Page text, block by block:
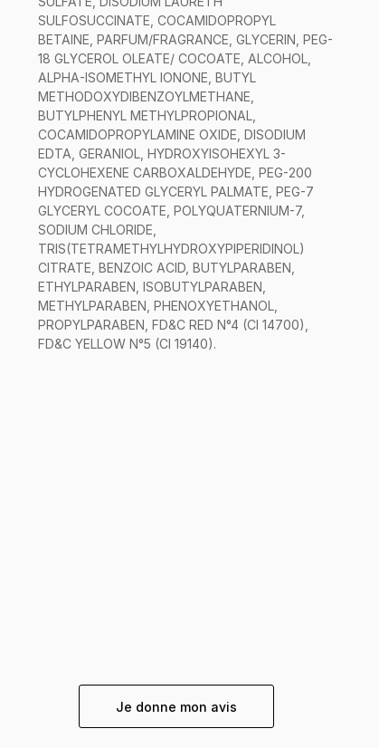
SULFOSUCCINATE, COCAMIDOPROPYL
BETAINE, PARFUM/FRAGRANCE, GLYCERIN, PEG-
18 GLYCEROL OLEATE/ COCOATE, ALCOHOL,
ALPHA-ISOMETHYL IONONE, BUTYL
METHODOXYDIBENZOYLMETHANE,
BUTYLPHENYL METHYLPROPIONAL,
COCAMIDOPROPYLAMINE OXIDE, DISODIUM
EDTA, GERANIOL, HYDROXYISOHEXYL 3-
CYCLOHEXENE CARBOXALDEHYDE, PEG-200
HYDROGENATED GLYCERYL PALMATE, PEG-7
GLYCERYL COCOATE, POLYQUATERNIUM-7,
SODIUM CHLORIDE,
TRIS(TETRAMETHYLHYDROXYPIPERIDINOL)
CITRATE, BENZOIC ACID, BUTYLPARABEN,
ETHYLPARABEN, ISOBUTYLPARABEN,
METHYLPARABEN, PHENOXYETHANOL,
PROPYLPARABEN, FD&C RED N°4 (CI 14700),
FD&C YELLOW N°5 (CI 19140).
Je donne mon avis